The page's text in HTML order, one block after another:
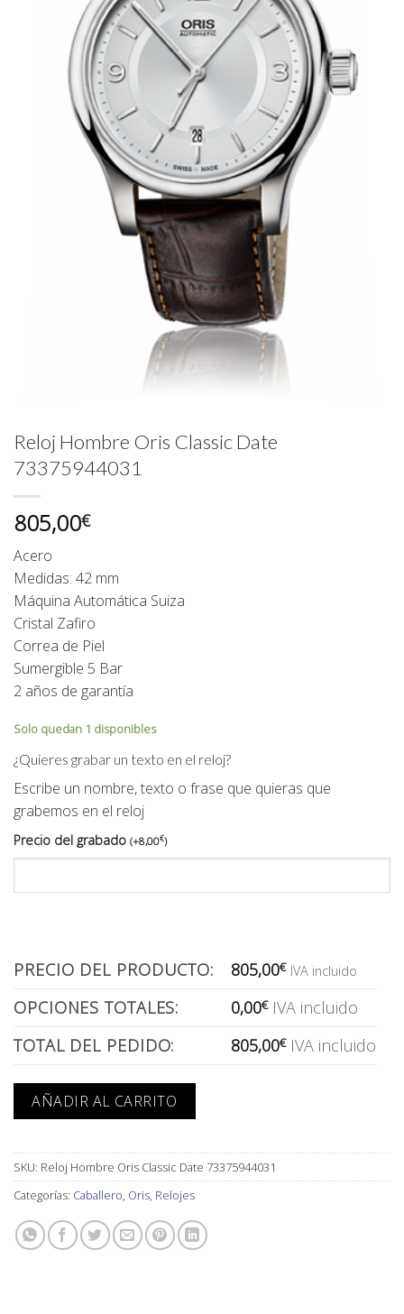
Reloj Hombre Oris Classic Date
73375944031
805,00€
Acero
Medidas: 42 mm
Máquina Automática Suiza
Cristal Zafiro
Correa de Piel
Sumergible 5 Bar
2 años de garantía
Solo quedan 1 disponibles
¿Quieres grabar un texto en el reloj?
Escribe un nombre, texto o frase que quieras que
grabemos en el reloj
Precio del grabado (+8,00€)
PRECIO DEL PRODUCTO: 805,00€ IVA incluido
OPCIONES TOTALES: 0,00€IVA incluido
TOTAL DEL PEDIDO:
805,00€IVA incluido
AÑADIR AL CARRITO
SKU: Reloj Hombre Oris Classic Date 73375944031
Categorías: Caballero, Oris, Relojes